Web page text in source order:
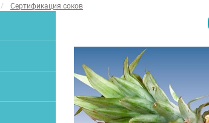
Сертификация соков